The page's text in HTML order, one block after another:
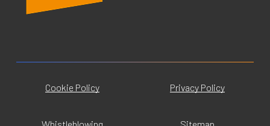
Cookie Policy Privacy Policy